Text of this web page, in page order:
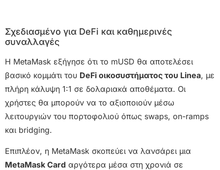
Σχεδιασμένο για DeFi και καθημερινές
συναλλαγές
Η MetaMask εξήγησε ότι το mUSD θα αποτελέσει
βασικό κομμάτι του DeFi οικοσυστήματος του Linea, με
πλήρη κάλυψη 1:1 σε δολαριακά αποθέματα. Οι
χρήστες θα μπορούν να το αξιοποιούν μέσω
λειτουργιών του πορτοφολιού όπως swaps, on-ramps
και bridging.
Επιπλέον, η MetaMask σκοπεύει να λανσάρει μια
MetaMask Card αργότερα μέσα στη χρονιά σε